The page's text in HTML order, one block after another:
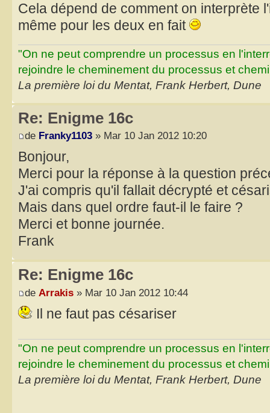
Cela dépend de comment on interprète
même pour les deux en fait
"On ne peut comprendre un processus en
rejoindre le cheminement du processus et
La première loi du Mentat, Frank Herbert, Dune
Re: Enigme 16c
de Franky1103 » Mar 10 Jan 2012 10:20
Bonjour,
Merci pour la réponse à la question
J'ai compris qu'il fallait décrypté et
Mais dans quel ordre faut-il le faire ?
Merci et bonne journée.
Frank
Re: Enigme 16c
de Arrakis » Mar 10 Jan 2012 10:44
Il ne faut pas césariser
"On ne peut comprendre un processus en
rejoindre le cheminement du processus et
La première loi du Mentat, Frank Herbert, Dune